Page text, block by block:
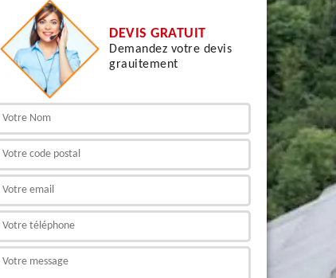
DEVIS GRATUIT
Demandez votre devis
grauitement